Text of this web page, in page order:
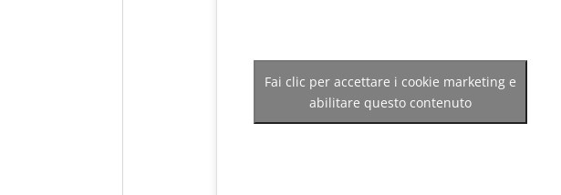
Fai clic per accettare i cookie marketing e
abilitare questo contenuto